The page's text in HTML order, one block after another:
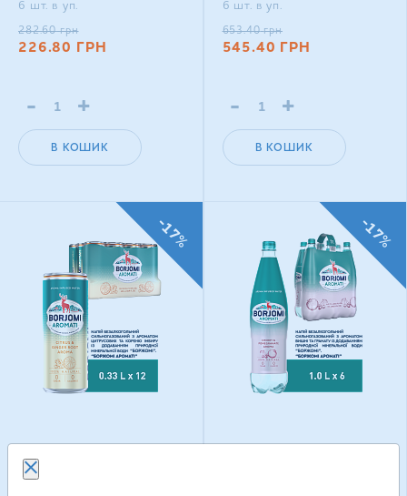
напій
6 шт. в уп.
282.60 грн
226.80 ГРН
- +
В КОШИК
сильногазований напій
6 шт. в уп.
653.40 грн
545.40 ГРН
- +
В КОШИК
ароматом Цитрусових
-17% -17%